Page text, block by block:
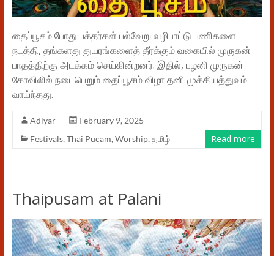
தைப்பூசம் போது பக்தர்கள் பல்வேறு வழிபாட்டு பணிகளை
நடத்தி, தங்களது துயரங்களைத் தீர்க்கும் வகையில் முருகன்
பாதத்திற்கு அடக்கம் செய்கின்றனர். இதில், பழனி முருகன்
கோவிலில் நடைபெறும் தைப்பூசம் விழா தனி முக்கியத்துவம்
வாய்ந்தது.
Adiyar
February 9, 2025
Festivals, Thai Pucam, Worship, தமிழ் Read more
Thaipusam at Palani